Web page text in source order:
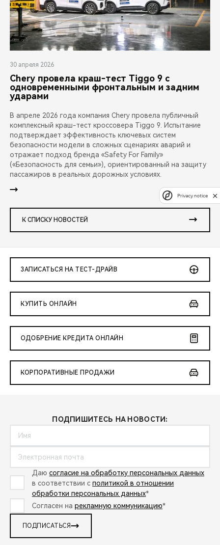
30 апреля 2026
Chery провела краш-тест Tiggo 9 с
одновременными фронтальным и задним
ударами
В апреле 2026 года компания Chery провела публичный
комплексный краш-тест кроссовера Tiggo 9. Испытание
подтверждает эффективность ключевых систем
безопасности модели в сложных сценариях аварий и
отражает подход бренда «Safety For Family»
(«Безопасность для семьи»), ориентированный на защиту
пассажиров в реальных дорожных условиях.
К СПИСКУ НОВОСТЕЙ
ЗАПИСАТЬСЯ НА ТЕСТ-ДРАЙВ
КУПИТЬ ОНЛАЙН
ОДОБРЕНИЕ КРЕДИТА ОНЛАЙН
КОРПОРАТИВНЫЕ ПРОДАЖИ
ПОДПИШИТЕСЬ НА НОВОСТИ:
Даю согласие на обработку персональных данных
в соответствии с политикой в отношении
обработки персональных данных*
Согласен на рекламную коммуникацию*
ПОДПИСАТЬСЯ
Privacy notice